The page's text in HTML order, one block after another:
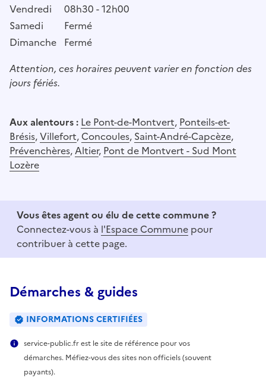
Vendredi
08h30 - 12h00
Samedi
Fermé
Dimanche Fermé
Attention, ces horaires peuvent varier en fonction des
jours fériés.
Aux alentours : Le Pont-de-Montvert, Ponteils-et-
Brésis,Villefort, Concoules, Saint-André-Capcèze,
Prévenchères,Altier, Pont de Montvert - Sud Mont
Lozère
Vous êtes agent ou élu de cette commune ?
Connectez-vous à l'Espace Commune pour
contribuer à cette page.
Démarches & guides
INFORMATIONS CERTIFIÉES
service-public.fr est le site de référence pour vos
démarches. Méfiez-vous des sites non officiels (souvent
payants).